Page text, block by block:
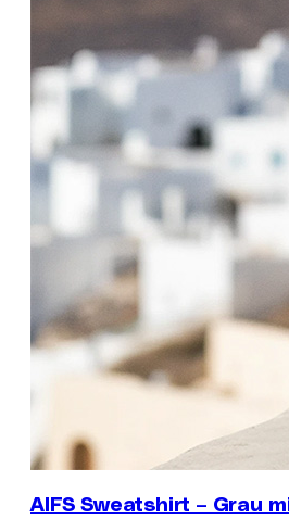
AIFS Sweatshirt – Grau